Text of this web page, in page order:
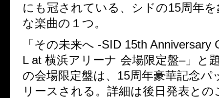
にも冠されている、シドの15周年
な楽曲の１つ。
「その未来へ -SID 15th Anniversary
L at 横浜アリーナ 会場限定盤–」と
の会場限定盤は、 15周年豪華記念パ
リースされる。詳細は後日発表と